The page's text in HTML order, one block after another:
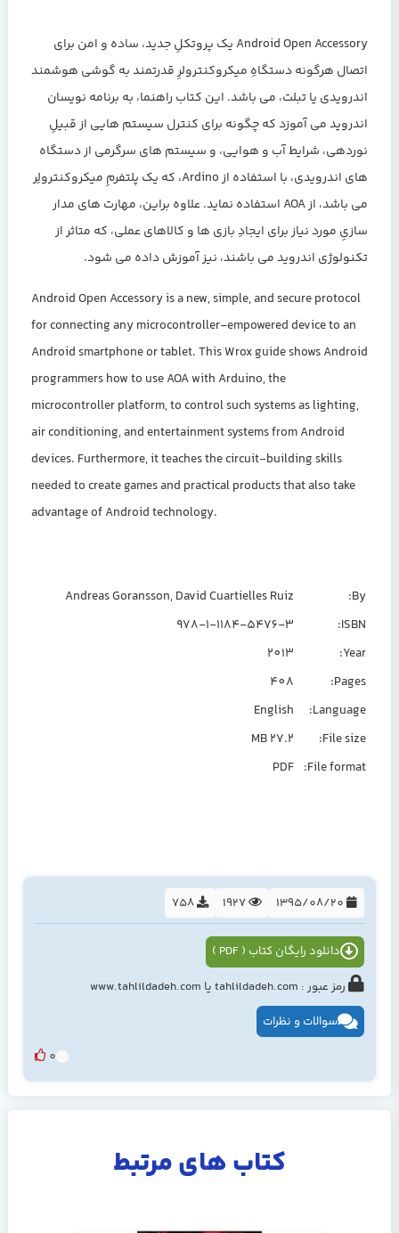
Android Open Accessory یک پروتکلِ جدید، ساده و امن برای
اتصال هرگونه دستگاهِ میکروکنترولرِ قدرتمند به گوشی هوشمند
اندرویدی یا تبلت، می باشد. این کتاب راهنما، به برنامه نویسان
اندروید می آموزد که چگونه برای کنترل سیستم هایی از قبیلِ
نوردهی، شرایط آب و هوایی، و سیستم های سرگرمی از دستگاه
های اندرویدی، با استفاده از Ardino، که یک پلتفرمِ میکروکنترولِر
می باشد، از AOA استفاده نماید. علاوه براین، مهارت های مدار
سازیِ مورد نیاز برای ایجادِ بازی ها و کالاهای عملی، که متاثر از
تکنولوژی اندروید می باشند، نیز آموزش داده می شود.
Android Open Accessory is a new, simple, and secure protocol
for connecting any microcontroller-empowered device to an
Android smartphone or tablet. This Wrox guide shows Android
programmers how to use AOA with Arduino, the
microcontroller platform, to control such systems as lighting,
air conditioning, and entertainment systems from Android
devices. Furthermore, it teaches the circuit-building skills
needed to create games and practical products that also take
advantage of Android technology.
By:
Andreas Goransson, David Cuartielles Ruiz
ISBN:
978-1-1184-5476-3
Year:
2013
Pages:
408
Language:
English
File size:
27.2 MB
File format:
PDF
1927
758
دانلود رایگان کتاب ( PDF )
رمز عبور : tahlildadeh.com یا www.tahlildadeh.com
سوالات و نظرات
0
کتاب های مرتبط